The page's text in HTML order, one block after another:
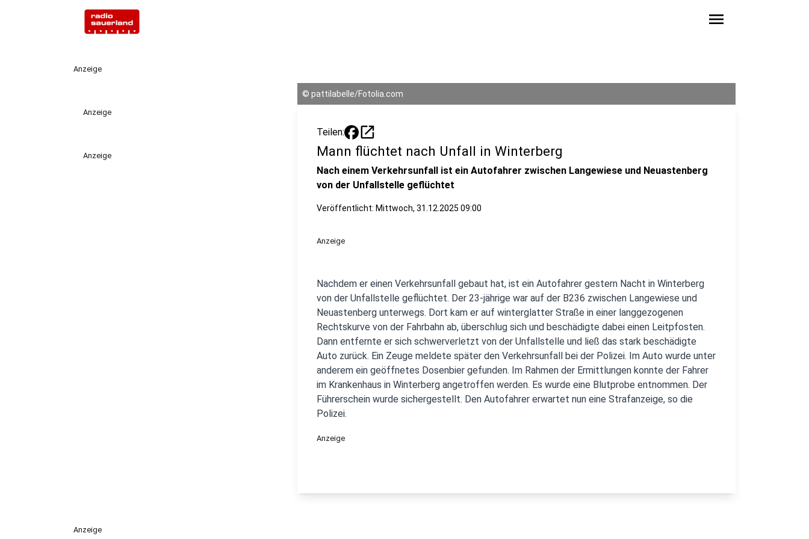
menu
Anzeige
Anzeige
Anzeige
© pattilabelle/Fotolia.com
Teilen: open_in_new
Mann flüchtet nach Unfall in Winterberg
Nach einem Verkehrsunfall ist ein Autofahrer zwischen Langewiese und Neuastenberg
von der Unfallstelle geflüchtet
Veröffentlicht: Mittwoch, 31.12.2025 09:00
Anzeige
Nachdem er einen Verkehrsunfall gebaut hat, ist ein Autofahrer gestern Nacht in Winterberg
von der Unfallstelle geflüchtet. Der 23-jährige war auf der B236 zwischen Langewiese und
Neuastenberg unterwegs. Dort kam er auf winterglatter Straße in einer langgezogenen
Rechtskurve von der Fahrbahn ab, überschlug sich und beschädigte dabei einen Leitpfosten.
Dann entfernte er sich schwerverletzt von der Unfallstelle und ließ das stark beschädigte
Auto zurück. Ein Zeuge meldete später den Verkehrsunfall bei der Polizei. Im Auto wurde unter
anderem ein geöffnetes Dosenbier gefunden. Im Rahmen der Ermittlungen konnte der Fahrer
im Krankenhaus in Winterberg angetroffen werden. Es wurde eine Blutprobe entnommen. Der
Führerschein wurde sichergestellt. Den Autofahrer erwartet nun eine Strafanzeige, so die
Polizei.
Anzeige
Anzeige